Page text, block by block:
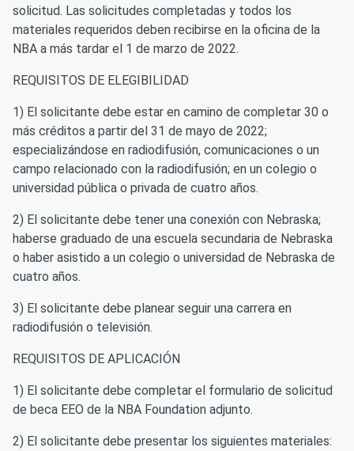
solicitud. Las solicitudes completadas y todos los
materiales requeridos deben recibirse en la oficina de la
NBA a más tardar el 1 de marzo de 2022.
REQUISITOS DE ELEGIBILIDAD
1) El solicitante debe estar en camino de completar 30 o
más créditos a partir del 31 de mayo de 2022;
especializándose en radiodifusión, comunicaciones o un
campo relacionado con la radiodifusión; en un colegio o
universidad pública o privada de cuatro años.
2) El solicitante debe tener una conexión con Nebraska;
haberse graduado de una escuela secundaria de Nebraska
o haber asistido a un colegio o universidad de Nebraska de
cuatro años.
3) El solicitante debe planear seguir una carrera en
radiodifusión o televisión.
REQUISITOS DE APLICACIÓN
1) El solicitante debe completar el formulario de solicitud
de beca EEO de la NBA Foundation adjunto.
2) El solicitante debe presentar los siguientes materiales: